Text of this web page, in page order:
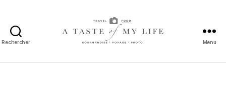
Rechercher
taste
Menu